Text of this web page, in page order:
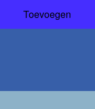
Toevoegen